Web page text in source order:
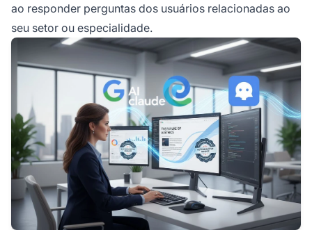
ao responder perguntas dos usuários relacionadas ao
seu setor ou especialidade.